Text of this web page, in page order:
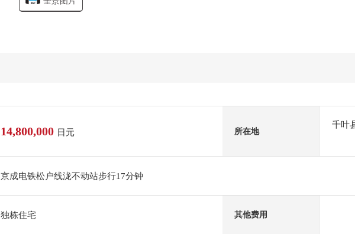
14,800,000 日元 所在地
千叶
京成电铁松户线泷不动站步行17分钟
独栋住宅 其他费用